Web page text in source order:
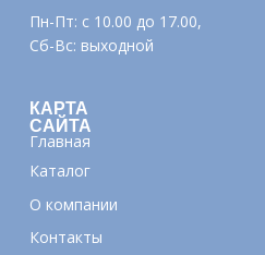
КАРТА
САЙТА
Пн-Пт: с 10.00 до 17.00,
Сб-Вс: выходной
Главная
Каталог
О компании
Контакты